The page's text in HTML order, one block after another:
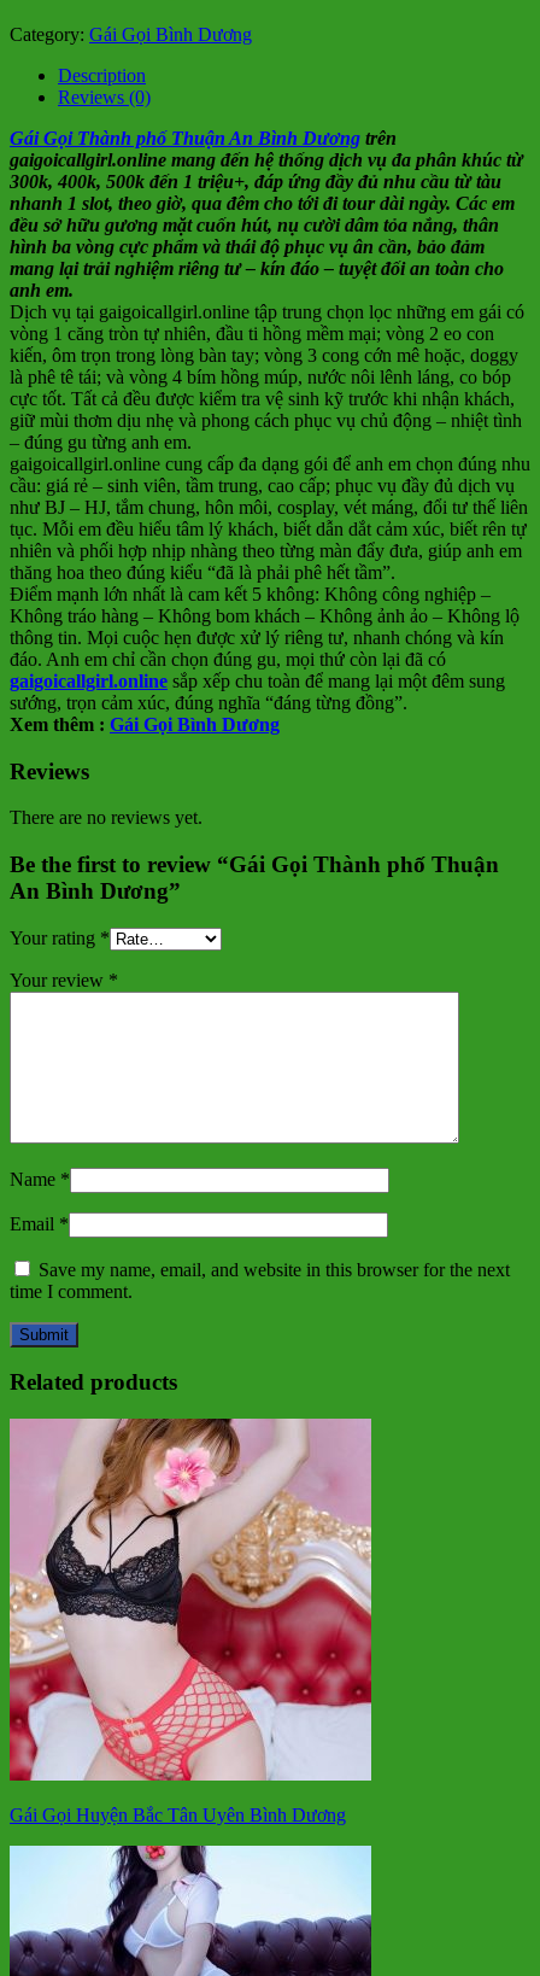
Category: Gái Gọi Bình Dương
Description
Reviews (0)
Gái Gọi Thành phố Thuận An Bình Dương trên
gaigoicallgirl.online mang đến hệ thống dịch vụ đa phân khúc từ
300k, 400k, 500k đến 1 triệu+, đáp ứng đầy đủ nhu cầu từ tàu
nhanh 1 slot, theo giờ, qua đêm cho tới đi tour dài ngày. Các em
đều sở hữu gương mặt cuốn hút, nụ cười dâm tỏa nắng, thân
hình ba vòng cực phẩm và thái độ phục vụ ân cần, bảo đảm
mang lại trải nghiệm riêng tư – kín đáo – tuyệt đối an toàn cho
anh em.
Dịch vụ tại gaigoicallgirl.online tập trung chọn lọc những em gái có
vòng 1 căng tròn tự nhiên, đầu ti hồng mềm mại; vòng 2 eo con
kiến, ôm trọn trong lòng bàn tay; vòng 3 cong cớn mê hoặc, doggy
là phê tê tái; và vòng 4 bím hồng múp, nước nôi lênh láng, co bóp
cực tốt. Tất cả đều được kiểm tra vệ sinh kỹ trước khi nhận khách,
giữ mùi thơm dịu nhẹ và phong cách phục vụ chủ động – nhiệt tình
– đúng gu từng anh em.
gaigoicallgirl.online cung cấp đa dạng gói để anh em chọn đúng nhu
cầu: giá rẻ – sinh viên, tầm trung, cao cấp; phục vụ đầy đủ dịch vụ
như BJ – HJ, tắm chung, hôn môi, cosplay, vét máng, đổi tư thế liên
tục. Mỗi em đều hiểu tâm lý khách, biết dẫn dắt cảm xúc, biết rên tự
nhiên và phối hợp nhịp nhàng theo từng màn đẩy đưa, giúp anh em
thăng hoa theo đúng kiểu “đã là phải phê hết tầm”.
Điểm mạnh lớn nhất là cam kết 5 không: Không công nghiệp –
Không tráo hàng – Không bom khách – Không ảnh ảo – Không lộ
thông tin. Mọi cuộc hẹn được xử lý riêng tư, nhanh chóng và kín
đáo. Anh em chỉ cần chọn đúng gu, mọi thứ còn lại đã có
gaigoicallgirl.online sắp xếp chu toàn để mang lại một đêm sung
sướng, trọn cảm xúc, đúng nghĩa “đáng từng đồng”.
Xem thêm : Gái Gọi Bình Dương
Reviews
There are no reviews yet.
Be the first to review “Gái Gọi Thành phố Thuận
An Bình Dương”
Your rating *
Your review *
Name *
Email *
Save my name, email, and website in this browser for the next
time I comment.
Related products
Gái Gọi Huyện Bắc Tân Uyên Bình Dương